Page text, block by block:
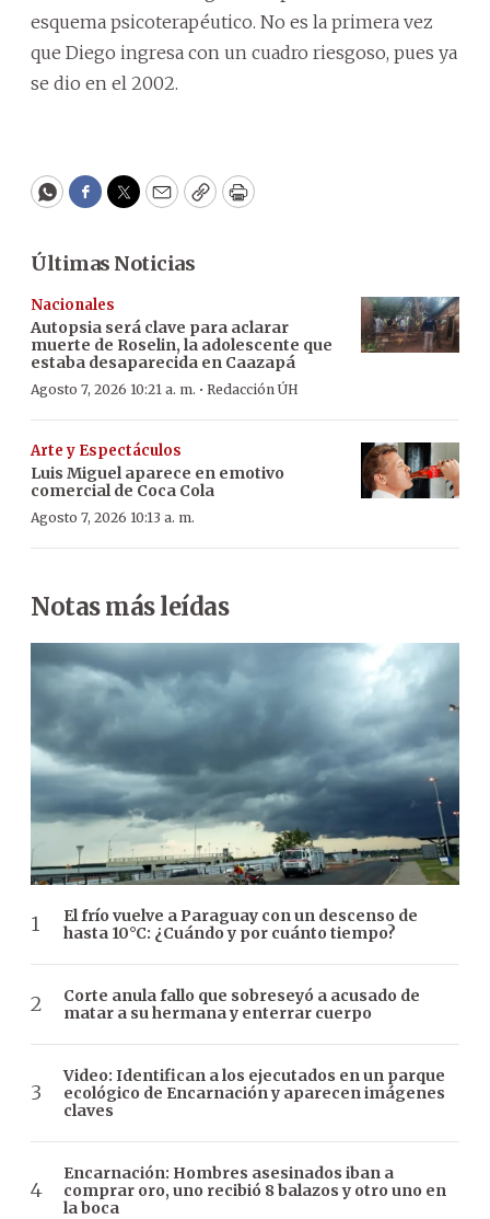
esquema psicoterapéutico. No es la primera vez
que Diego ingresa con un cuadro riesgoso, pues ya
se dio en el 2002.
WhatsApp
Facebook
Twitter
EmailCopyPrint
Últimas Noticias
Nacionales
Autopsia será clave para aclarar
muerte de Roselin, la adolescente que
estaba desaparecida en Caazapá
Agosto 7, 2026 10:21 a. m. · Redacción ÚH
Arte y Espectáculos
Luis Miguel aparece en emotivo
comercial de Coca Cola
Agosto 7, 2026 10:13 a. m.
Notas más leídas
El frío vuelve a Paraguay con un descenso de
hasta 10°C: ¿Cuándo y por cuánto tiempo?
Corte anula fallo que sobreseyó a acusado de
matar a su hermana y enterrar cuerpo
Video: Identifican a los ejecutados en un parque
ecológico de Encarnación y aparecen imágenes
claves
Encarnación: Hombres asesinados iban a
comprar oro, uno recibió 8 balazos y otro uno en
la boca